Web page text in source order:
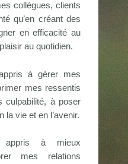
collègues, clients
qu’en créant des
en efficacité au
au quotidien.
à gérer mes
mes ressentis
culpabilité, à poser
la vie et en l’avenir.
appris à mieux
mes relations